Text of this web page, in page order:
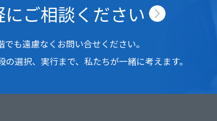
ご相談ください
でも遠慮なくお問い合せください。
選択、実行まで、 私たちが一緒に考えます。